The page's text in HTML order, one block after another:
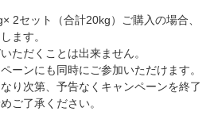
2セット（合計20kg）ご購入の場合、
ます。
ただくことは出来ません。
ーンにも同時にご参加いただけます。
り次第、予告なくキャンペーンを終了
ご了承ください。